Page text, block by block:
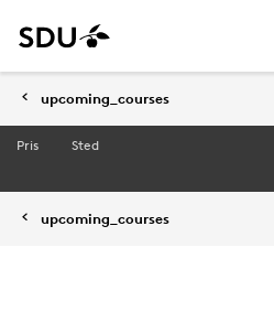
upcoming_courses
Pris Sted
upcoming_courses